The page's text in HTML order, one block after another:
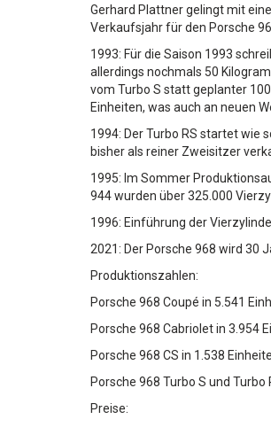
Gerhard Plattner gelingt mit
Verkaufsjahr für den Porsche
1993: Für die Saison 1993
allerdings nochmals 50
vom Turbo S statt geplanter
Einheiten, was auch an neuen
1994: Der Turbo RS startet wie
bisher als reiner Zweisitzer
1995: Im Sommer
944 wurden über 325.000
1996: Einführung der
2021: Der Porsche 968 wird 30
Produktionszahlen:
Porsche 968 Coupé in 5.541
Porsche 968 Cabriolet in 3.954
Porsche 968 CS in 1.538
Porsche 968 Turbo S und Turbo
Preise: